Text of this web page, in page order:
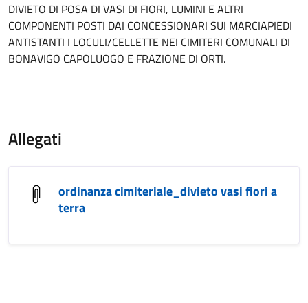
DIVIETO DI POSA DI VASI DI FIORI, LUMINI E ALTRI
COMPONENTI POSTI DAI CONCESSIONARI SUI MARCIAPIEDI
ANTISTANTI I LOCULI/CELLETTE NEI CIMITERI COMUNALI DI
BONAVIGO CAPOLUOGO E FRAZIONE DI ORTI.
Allegati
ordinanza cimiteriale_divieto vasi fiori a
terra